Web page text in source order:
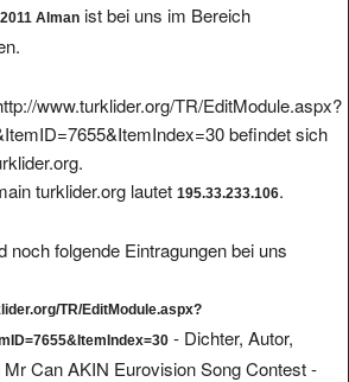
Alman ist bei uns im Bereich
www.turklider.org/TR/EditModule.aspx?
befindet sich
turklider.org lautet 195.33.233.106.
noch folgende Eintragungen bei uns
TR/EditModule.aspx?
- Dichter, Autor,
Can AKIN Eurovision Song Contest -